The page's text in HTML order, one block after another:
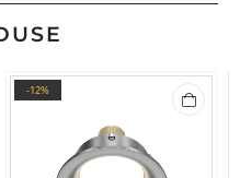
-12%